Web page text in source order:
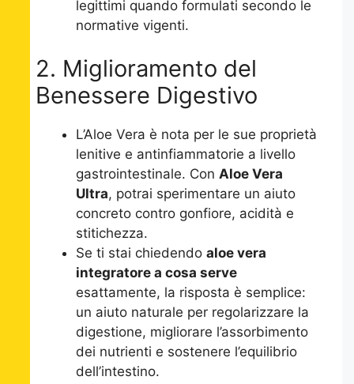
legittimi quando formulati secondo le
normative vigenti.
2. Miglioramento del
Benessere Digestivo
L’Aloe Vera è nota per le sue proprietà
lenitive e antinfiammatorie a livello
gastrointestinale. Con Aloe Vera
Ultra, potrai sperimentare un aiuto
concreto contro gonfiore, acidità e
stitichezza.
Se ti stai chiedendo aloe vera
integratore a cosa serve
esattamente, la risposta è semplice:
un aiuto naturale per regolarizzare la
digestione, migliorare l’assorbimento
dei nutrienti e sostenere l’equilibrio
dell’intestino.